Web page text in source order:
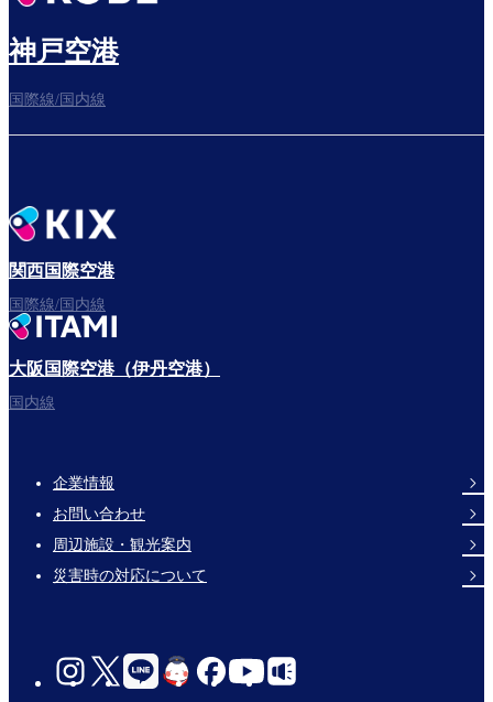
神戸空港
国際線/国内線
関西国際空港
国際線/国内線
大阪国際空港（伊丹空港）
国内線
Footer
Links
企業情報
お問い合わせ
周辺施設・観光案内
災害時の対応について
social-